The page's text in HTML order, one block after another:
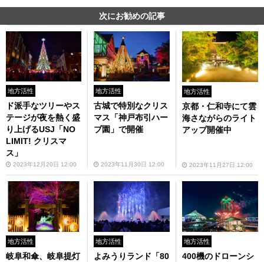
次にお勧めの記事
地方活性
ド派手なツリーやス
テージが夜を熱く盛
り上げるUSJ「NO
LIMIT! クリスマ
ス」
2023年12月20日 12:00
地方活性
古城で特別なクリス
マス「神戸布引ハー
ブ園」で開催
2023年11月30日 12:00
地方活性
京都・仁和寺にて雲
海さながらのライト
アップ開催中
2023年11月27日 12:00
地方活性
岐阜和傘、岐阜提灯
地方活性
よみうりランド「80
地方活性
400機のドローンシ